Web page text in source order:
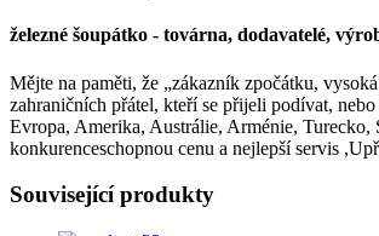
železné šoupátko - továrna, dodavatelé,
Mějte na paměti, že „zákazník zpočátku,
zahraničních přátel, kteří se přijeli podívat,
Evropa, Amerika, Austrálie, Arménie, Turecko,
konkurenceschopnou cenu a nejlepší servis
Související produkty